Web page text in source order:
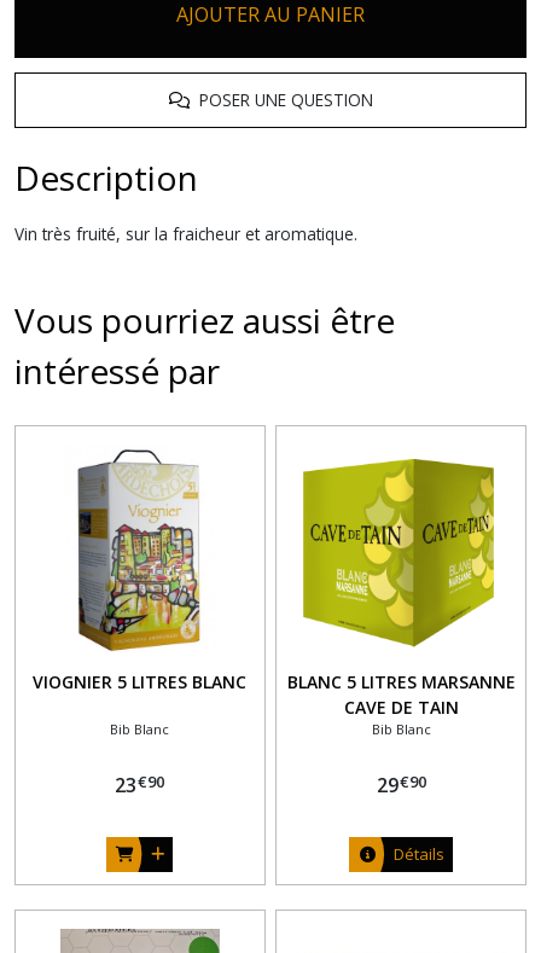
AJOUTER AU PANIER
POSER UNE QUESTION
Description
Vin très fruité, sur la fraicheur et aromatique.
Vous pourriez aussi être
intéressé par
VIOGNIER 5 LITRES BLANC
Bib Blanc
23€90
BLANC 5 LITRES MARSANNE
CAVE DE TAIN
Bib Blanc
29€90
Détails